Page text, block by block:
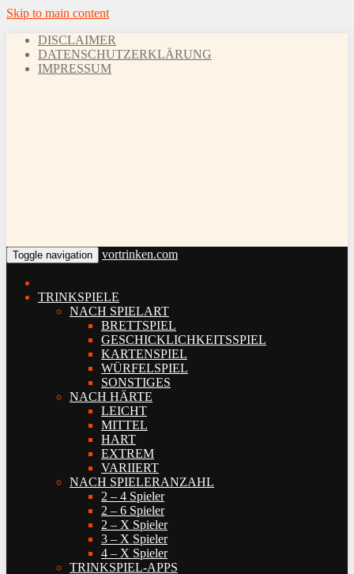
Skip to main content
DISCLAIMER
DATENSCHUTZERKLÄRUNG
IMPRESSUM
Toggle navigation vortrinken.com
TRINKSPIELE
NACH SPIELART
BRETTSPIEL
GESCHICKLICHKEITSSPIEL
KARTENSPIEL
WÜRFELSPIEL
SONSTIGES
NACH HÄRTE
LEICHT
MITTEL
HART
EXTREM
VARIIERT
NACH SPIELERANZAHL
2 – 4 Spieler
2 – 6 Spieler
2 – X Spieler
3 – X Spieler
4 – X Spieler
TRINKSPIEL-APPS